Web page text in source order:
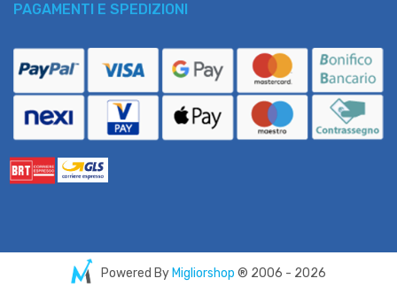
PAGAMENTI E SPEDIZIONI
Powered By Migliorshop ® 2006 - 2026